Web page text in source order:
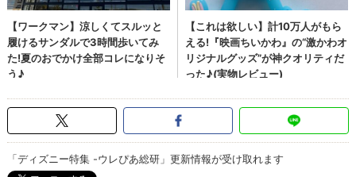
「ディズニー特集 -ウレぴあ総研」更新情報が受け取れます